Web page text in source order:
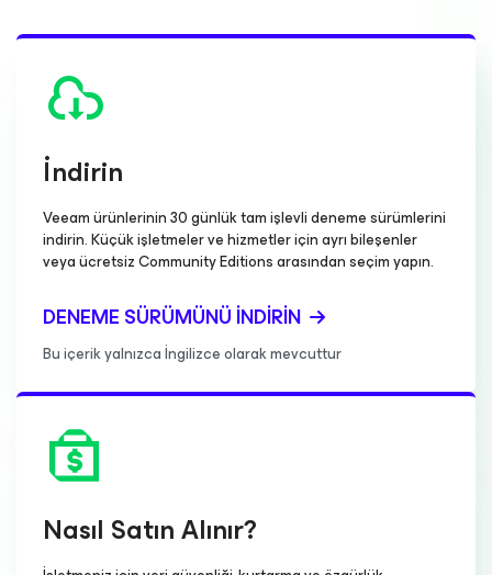
İndirin
Veeam ürünlerinin 30 günlük tam işlevli deneme sürümlerini
indirin. Küçük işletmeler ve hizmetler için ayrı bileşenler
veya ücretsiz Community Editions arasından seçim yapın.
DENEME SÜRÜMÜNÜ İNDIRIN
Bu içerik yalnızca İngilizce olarak mevcuttur
Nasıl Satın Alınır?